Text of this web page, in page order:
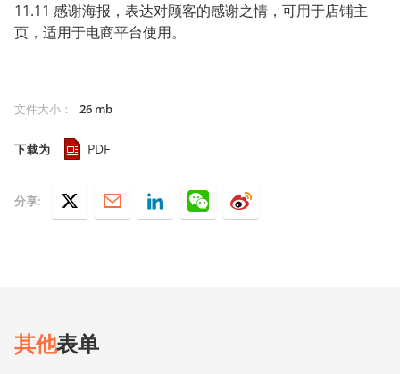
11.11 感谢海报，表达对顾客的感谢之情，可用于店铺主
页，适用于电商平台使用。
文件大小 ： 26 mb
下载为 PDF
分享:
其他表单